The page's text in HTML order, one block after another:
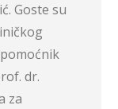
Goste su
dr.
za